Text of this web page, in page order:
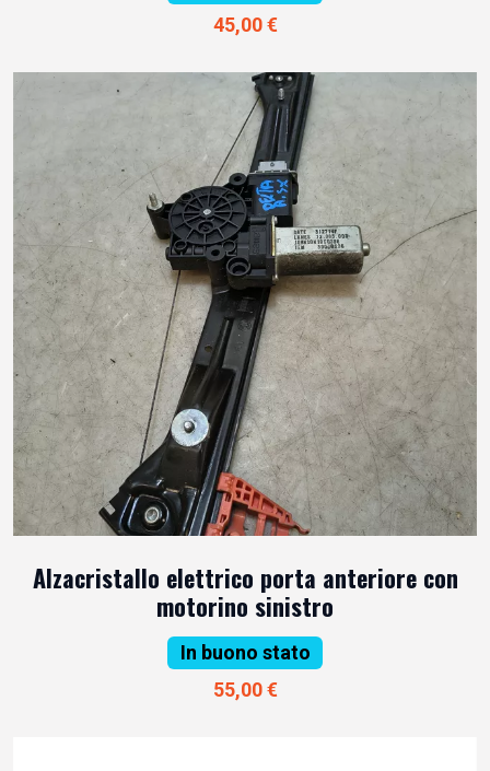
45,00 €
Alzacristallo elettrico porta anteriore con
motorino sinistro
In buono stato
55,00 €